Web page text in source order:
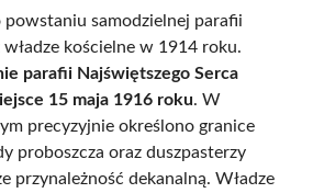
powstaniu samodzielnej parafii
władze kościelne w 1914 roku.
parafii Najświętszego Serca
15 maja 1916 roku. W
precyzyjnie określono granice
proboszcza oraz duszpasterzy
przynależność dekanalną. Władze